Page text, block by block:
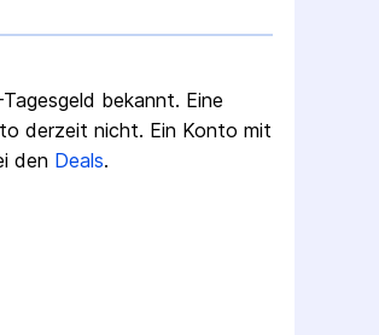
bekannt. Eine
derzeit nicht. Ein Konto mit
den Deals.